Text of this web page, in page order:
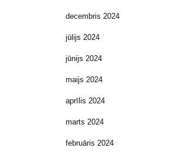
decembris 2024
jūlijs 2024
jūnijs 2024
maijs 2024
aprīlis 2024
marts 2024
februāris 2024